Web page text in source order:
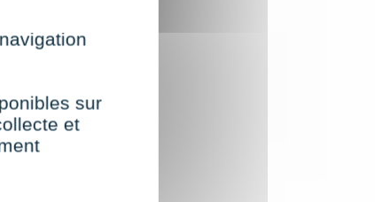
sur
et